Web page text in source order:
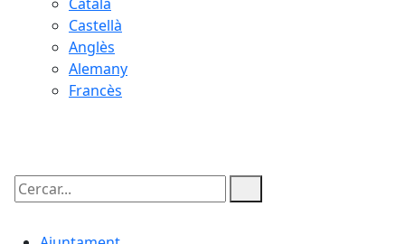
Castellà
Anglès
Alemany
Francès
Cercar: